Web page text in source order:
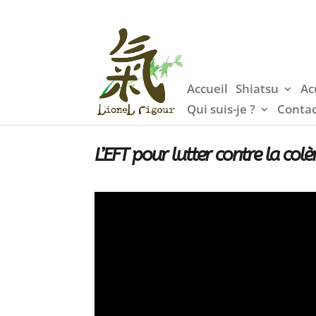
Accueil Shiatsu
Qui suis-je ?
L’EFT pour lutter contre la